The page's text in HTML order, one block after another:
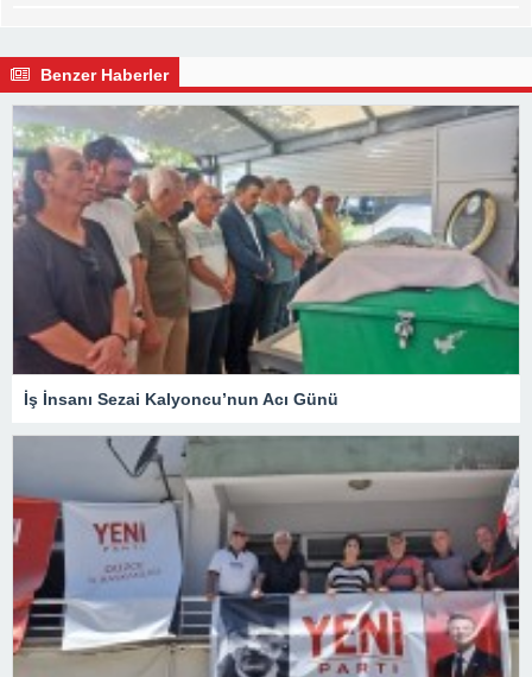
Benzer Haberler
İş İnsanı Sezai Kalyoncu’nun Acı Günü